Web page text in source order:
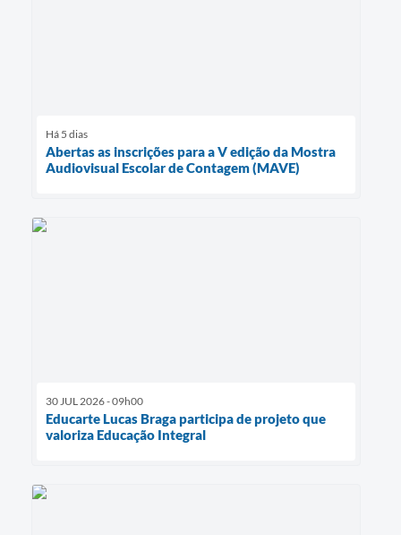
Há 5 dias
Abertas as inscrições para a V edição da Mostra
Audiovisual Escolar de Contagem (MAVE)
30 JUL 2026 - 09h00
Educarte Lucas Braga participa de projeto que
valoriza Educação Integral